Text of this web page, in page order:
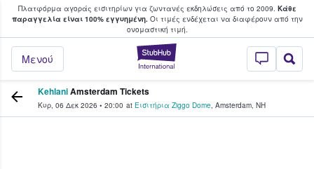
Πλατφόρμα αγοράς εισιτηρίων για ζωντανές εκδηλώσεις από το 2009. Κάθε
παραγγελία είναι 100% εγγυημένη.Οι τιμές ενδέχεται να διαφέρουν από την
oνομαστική τιμή.
StubHub - Όπου
Μενού
φαν αγοράζουν και πουλούν
KehlaniAmsterdam Tickets
Κυρ, 06 Δεκ 2026 • 20:00 at Εισιτήρια Ziggo Dome, Amsterdam, NH